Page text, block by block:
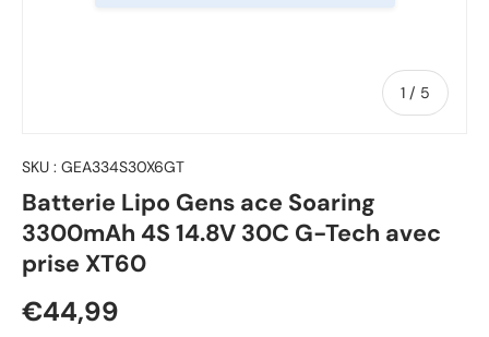
1 / de
5
SKU : GEA334S30X6GT
Batterie Lipo Gens ace Soaring
3300mAh 4S 14.8V 30C G-Tech avec
prise XT60
€44,99